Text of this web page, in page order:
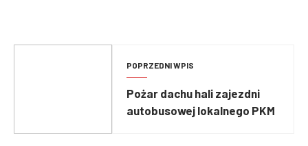
POPRZEDNI WPIS
Pożar dachu hali zajezdni
autobusowej lokalnego PKM